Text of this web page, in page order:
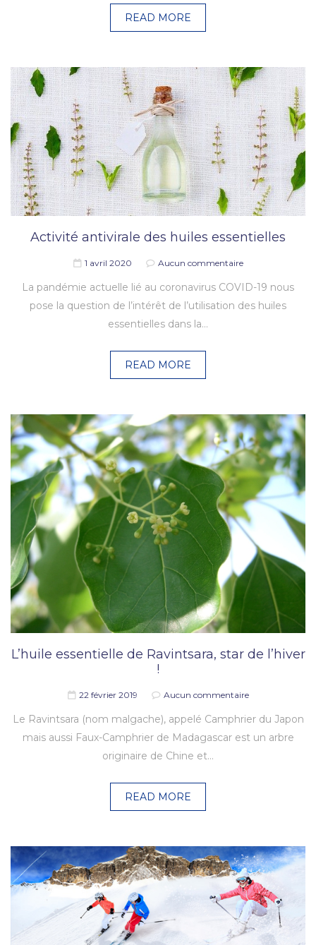
READ MORE
Activité antivirale des huiles essentielles
1 avril 2020 Aucun commentaire
La pandémie actuelle lié au coronavirus COVID-19 nous
pose la question de l’intérêt de l’utilisation des huiles
essentielles dans la…
READ MORE
L’huile essentielle de Ravintsara, star de l’hiver
!
22 février 2019 Aucun commentaire
Le Ravintsara (nom malgache), appelé Camphrier du Japon
mais aussi Faux-Camphrier de Madagascar est un arbre
originaire de Chine et…
READ MORE